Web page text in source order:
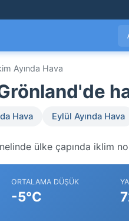
Ayında Hava
Hava Eylül Ayında Hava
ülke çapında iklim
ORTALAMA DÜŞÜK
-5°C